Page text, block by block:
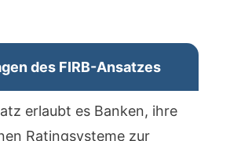
des FIRB-Ansatzes
erlaubt es Banken, ihre
Ratingsysteme zur